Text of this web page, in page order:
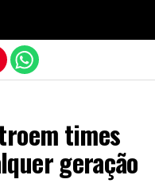
times
geração